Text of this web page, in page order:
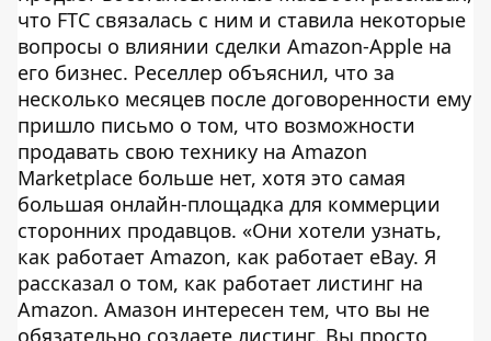
что FTC связалась с ним и ставила некоторые
вопросы о влиянии сделки Amazon-Apple на
его бизнес. Реселлер объяснил, что за
несколько месяцев после договоренности ему
пришло письмо о том, что возможности
продавать свою технику на Amazon
Marketplace больше нет, хотя это самая
большая онлайн-площадка для коммерции
сторонних продавцов. «Они хотели узнать,
как работает Amazon, как работает eBay. Я
рассказал о том, как работает листинг на
Amazon. Амазон интересен тем, что вы не
обязательно создаете листинг. Вы просто